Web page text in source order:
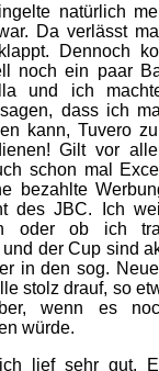
natürlich
Da verlässt
Dennoch
noch ein paar
und ich
dass ich
kann, Tuvero
Gilt vor
schon mal
bezahlte
des JBC. Ich
oder ob ich
der Cup sind
in den sog.
stolz drauf, so
wenn es
würde.
lief sehr gut.